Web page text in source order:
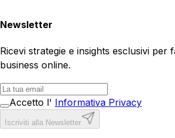
Newsletter
Ricevi strategie e insights esclusivi per
business online.
Accetto l' Informativa Privacy
Iscriviti alla Newsletter